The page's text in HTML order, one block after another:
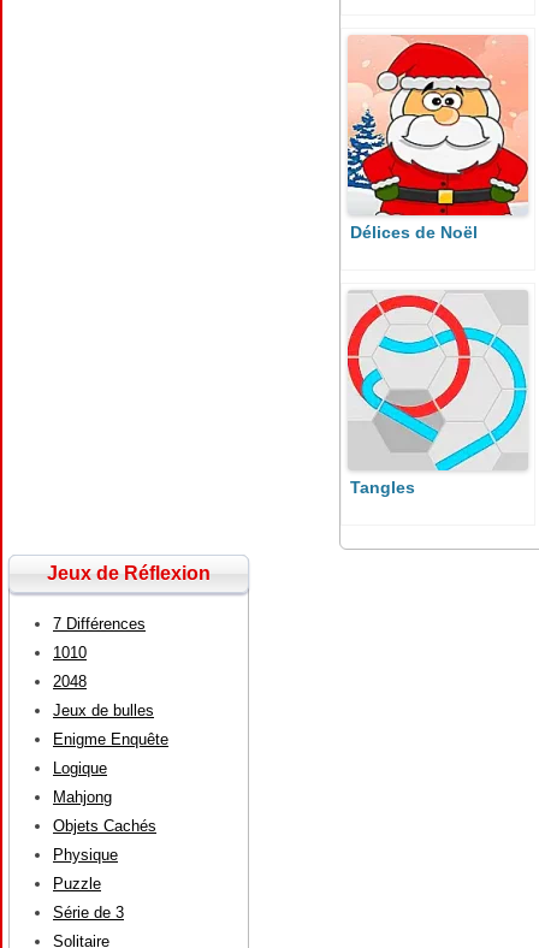
Délices de Noël
Tangles
Jeux de Réflexion
7 Différences
1010
2048
Jeux de bulles
Enigme Enquête
Logique
Mahjong
Objets Cachés
Physique
Puzzle
Série de 3
Solitaire